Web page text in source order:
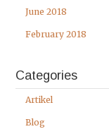
June 2018
February 2018
Categories
Artikel
Blog